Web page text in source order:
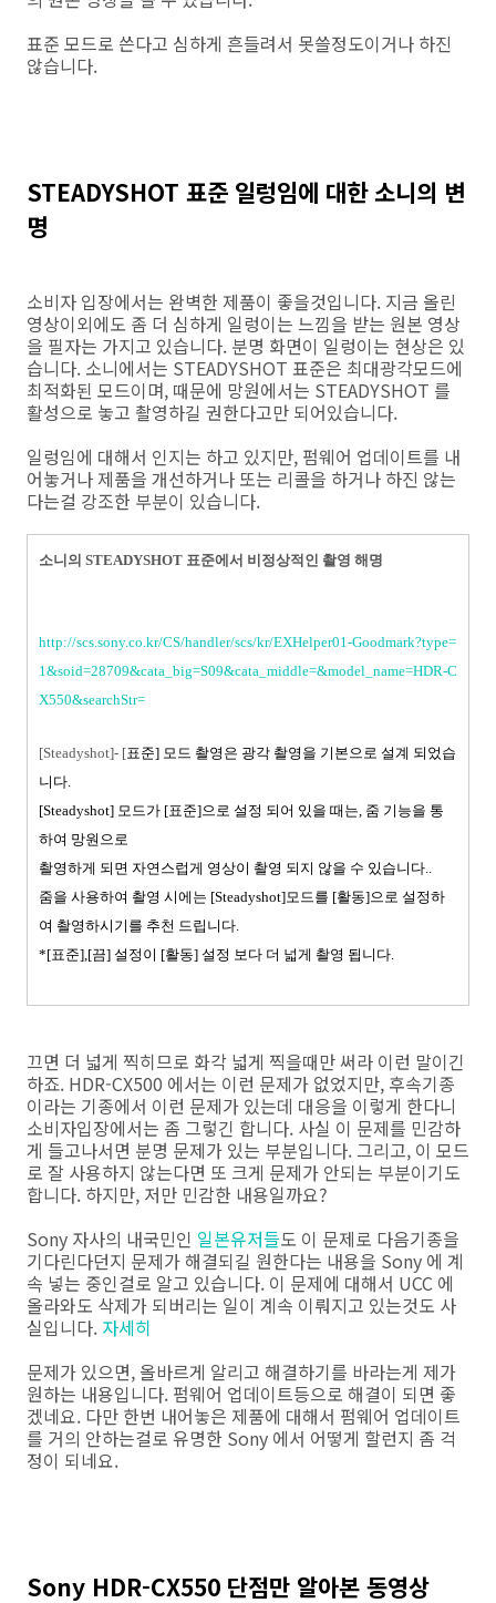
표준 모드로 쓴다고 심하게 흔들려서 못쓸정도이거나 하진
않습니다.
STEADYSHOT 표준 일렁임에 대한 소니의 변
명
소비자 입장에서는 완벽한 제품이 좋을것입니다. 지금 올린
영상이외에도 좀 더 심하게 일렁이는 느낌을 받는 원본 영상
을 필자는 가지고 있습니다. 분명 화면이 일렁이는 현상은 있
습니다. 소니에서는 STEADYSHOT 표준은 최대광각모드에
최적화된 모드이며, 때문에 망원에서는 STEADYSHOT 를
활성으로 놓고 촬영하길 권한다고만 되어있습니다.
일렁임에 대해서 인지는 하고 있지만, 펌웨어 업데이트를 내
어놓거나 제품을 개선하거나 또는 리콜을 하거나 하진 않는
다는걸 강조한 부분이 있습니다.
소니의 STEADYSHOT 표준에서 비정상적인 촬영 해명
http://scs.sony.co.kr/CS/handler/scs/kr/EXHelper01-Goodmark?type=
1&soid=28709&cata_big=S09&cata_middle=&model_name=HDR-C
X550&searchStr=
[Steadyshot]- [표준] 모드 촬영은 광각 촬영을 기본으로 설계 되었습
니다
[Steadyshot] 모드가 [표준]으로 설정 되어 있을 때는 줌 기능을 통
하여 망원으로
촬영하게 되면 자연스럽게 영상이 촬영 되지 않을 수 있습니다
줌을 사용하여 촬영 시에는 [Steadyshot]모드를 [활동]으로 설정하
여 촬영하시기를 추천 드립니다
*[표준],[끔] 설정이 [활동] 설정 보다 더 넓게 촬영 됩니다
끄면 더 넓게 찍히므로 화각 넓게 찍을때만 써라 이런 말이긴
하죠. HDR-CX500 에서는 이런 문제가 없었지만, 후속기종
이라는 기종에서 이런 문제가 있는데 대응을 이렇게 한다니
소비자입장에서는 좀 그렇긴 합니다. 사실 이 문제를 민감하
게 들고나서면 분명 문제가 있는 부분입니다. 그리고, 이 모드
로 잘 사용하지 않는다면 또 크게 문제가 안되는 부분이기도
합니다. 하지만, 저만 민감한 내용일까요?
Sony 자사의 내국민인 일본유저들도 이 문제로 다음기종을
기다린다던지 문제가 해결되길 원한다는 내용을 Sony 에 계
속 넣는 중인걸로 알고 있습니다. 이 문제에 대해서 UCC 에
올라와도 삭제가 되버리는 일이 계속 이뤄지고 있는것도 사
실입니다. 자세히
문제가 있으면, 올바르게 알리고 해결하기를 바라는게 제가
원하는 내용입니다. 펌웨어 업데이트등으로 해결이 되면 좋
겠네요. 다만 한번 내어놓은 제품에 대해서 펌웨어 업데이트
를 거의 안하는걸로 유명한 Sony 에서 어떻게 할런지 좀 걱
정이 되네요.
Sony HDR-CX550 단점만 알아본 동영상